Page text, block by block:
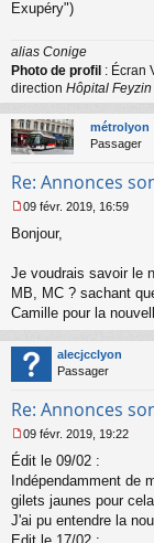
Exupéry")
alias Conige
Photo de profil : Écran
direction Hôpital
métrolyon
Passager
Re: Annonces
e
s
a
g
e
n
o
n
l
09 févr. 2019, 16:59
Bonjour,
Je voudrais savoir le
MB, MC ? sachant
Camille pour la
alecjcclyon
Passager
Re: Annonces
e
s
s
a
g
09 févr. 2019, 19:22
Édit le 09/02 :
Indépendamment de
gilets jaunes pour
J'ai pu entendre la